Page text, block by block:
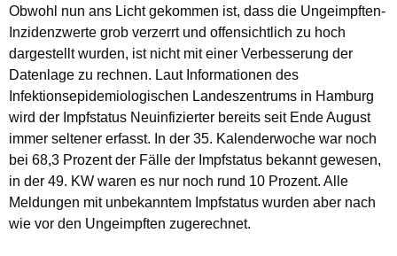
Obwohl nun ans Licht gekommen ist, dass die Ungeimpften-
Inzidenzwerte grob verzerrt und offensichtlich zu hoch
dargestellt wurden, ist nicht mit einer Verbesserung der
Datenlage zu rechnen. Laut Informationen des
Infektionsepidemiologischen Landeszentrums in Hamburg
wird der Impfstatus Neuinfizierter bereits seit Ende August
immer seltener erfasst. In der 35. Kalenderwoche war noch
bei 68,3 Prozent der Fälle der Impfstatus bekannt gewesen,
in der 49. KW waren es nur noch rund 10 Prozent. Alle
Meldungen mit unbekanntem Impfstatus wurden aber nach
wie vor den Ungeimpften zugerechnet.